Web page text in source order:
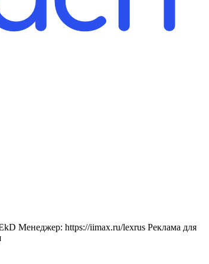
Менеджер: https://iimax.ru/lexrus Реклама для